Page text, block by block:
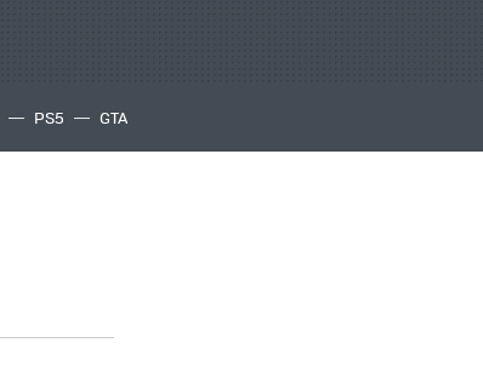
PS5 GTA